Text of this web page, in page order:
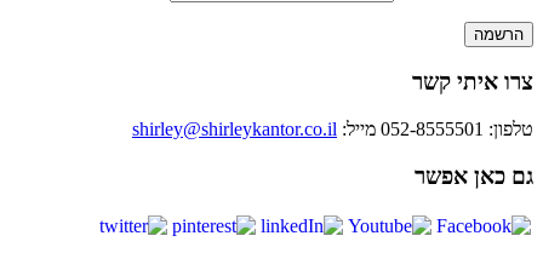
צרו איתי קשר
טלפון: 052-8555501 מייל: shirley@shirleykantor.co.il
גם כאן אפשר